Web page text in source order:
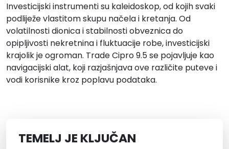
Investicijski instrumenti su kaleidoskop, od kojih svaki
podliježe vlastitom skupu načela i kretanja. Od
volatilnosti dionica i stabilnosti obveznica do
opipljivosti nekretnina i fluktuacije robe, investicijski
krajolik je ogroman. Trade Cipro 9.5 se pojavljuje kao
navigacijski alat, koji razjašnjava ove različite puteve i
vodi korisnike kroz poplavu podataka.
TEMELJ JE KLJUČAN